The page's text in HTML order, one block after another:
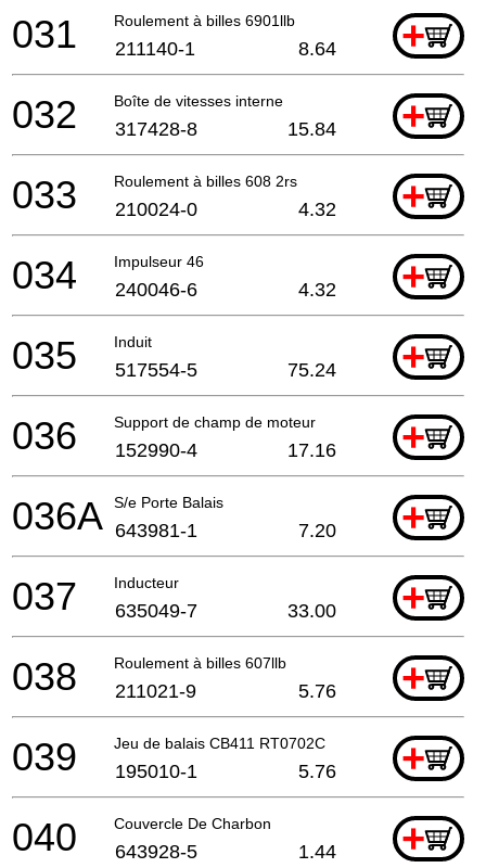
Roulement à billes 6901llb +
031 211140-1 8.64
Boîte de vitesses interne +
032 317428-8 15.84
Roulement à billes 608 2rs +
033 210024-0 4.32
Impulseur 46 +
034 240046-6 4.32
Induit +
035 517554-5 75.24
Support de champ de moteur +
036 152990-4 17.16
S/e Porte Balais +
036A 643981-1 7.20
Inducteur +
037 635049-7 33.00
Roulement à billes 607llb +
038 211021-9 5.76
Jeu de balais CB411 RT0702C +
039 195010-1 5.76
Couvercle De Charbon +
040 643928-5 1.44